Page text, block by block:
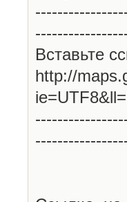
Вставьте
http://